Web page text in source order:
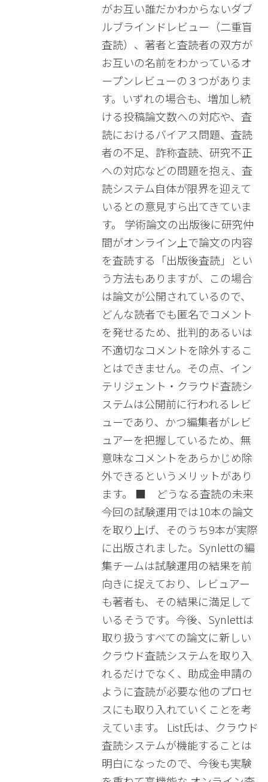
がお互い誰だかわからないダブ
ルブラインドレビュー（二重盲
査読）、著者と査読者の双方が
お互いの名前をわかっているオ
ープンレビューの３つがありま
す。いずれの場合も、増加し続
ける投稿論文数への対応や、査
読におけるバイアス問題、査読
者の不足、詐称査読、研究不正
への対応などの問題を抱え、査
読システム自体が限界を迎えて
いるとの意見すら出てきていま
す。 学術論文の出版後に研究仲
間がオンライン上で論文の内容
を査読する「出版後査読」とい
う方法もありますが、この場合
は論文が公開されているので、
どんな読者でも匿名でコメント
を発せるため、批判的あるいは
不適切なコメントを除外するこ
とはできません。その点、イン
テリジェント・クラウド査読シ
ステムは公開前に行われるレビ
ューであり、かつ編集者がレビ
ュアーを把握しているため、無
意味なコメントをあらかじめ除
外できるというメリットがあり
ます。 ■ どうなる査読の未来
今回の試験運用では10本の論文
を取り上げ、そのうち9本が実際
に出版されました。Synlettの編
集チームは試験運用の結果を前
向きに捉えており、レビュアー
も著者も、その結果に満足して
いるそうです。今後、Synlettは
取り扱うすべての論文に新しい
クラウド査読システムを取り入
れるだけでなく、助成金申請の
ように査読が必要な他のプロセ
スにも取り入れていくことを考
えています。 List氏は、クラウド
査読システムが機能することは
明白になったので、今後も実験